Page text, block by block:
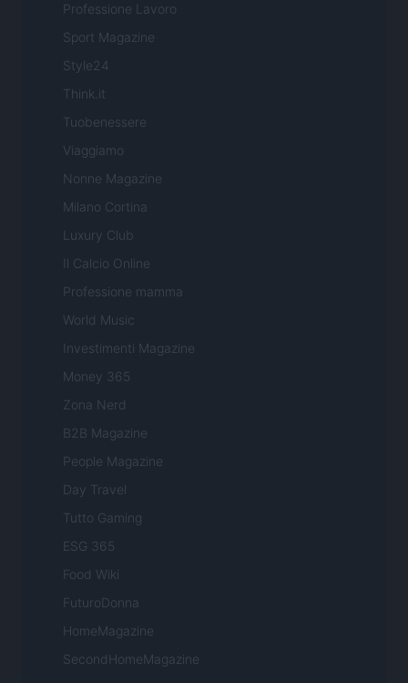
Professione Lavoro
Sport Magazine
Style24
Think.it
Tuobenessere
Viaggiamo
Nonne Magazine
Milano Cortina
Luxury Club
Il Calcio Online
Professione mamma
World Music
Investimenti Magazine
Money 365
Zona Nerd
B2B Magazine
People Magazine
Day Travel
Tutto Gaming
ESG 365
Food Wiki
FuturoDonna
HomeMagazine
SecondHomeMagazine